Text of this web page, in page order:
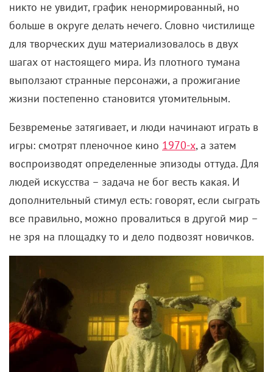
никто не увидит, график ненормированный, но
больше в округе делать нечего. Словно чистилище
для творческих душ материализовалось в двух
шагах от настоящего мира. Из плотного тумана
выползают странные персонажи, а прожигание
жизни постепенно становится утомительным.
Безвременье затягивает, и люди начинают играть в
игры: смотрят пленочное кино 1970-х, а затем
воспроизводят определенные эпизоды оттуда. Для
людей искусства – задача не бог весть какая. И
дополнительный стимул есть: говорят, если сыграть
все правильно, можно провалиться в другой мир –
не зря на площадку то и дело подвозят новичков.